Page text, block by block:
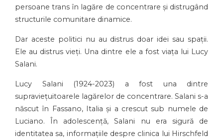
persoane trans în lagăre de concentrare și distrugând
structurile comunitare dinamice.
Dar aceste politici nu au distrus doar idei sau spații.
Ele au distrus vieți. Una dintre ele a fost viața lui Lucy
Salani.
Lucy Salani (1924-2023) a fost una dintre
supraviețuitoarele lagărelor de concentrare. Salani s-a
născut în Fassano, Italia și a crescut sub numele de
Luciano. În adolescență, Salani nu era sigură de
identitatea sa, informațiile despre clinica lui Hirschfeld